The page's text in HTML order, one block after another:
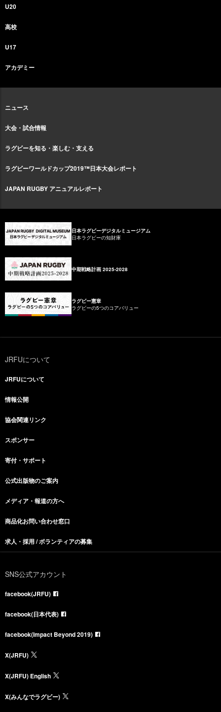
U20
高校
U17
アカデミー
ニュース
大会・試合情報
ラグビーを知る・楽しむ・支える
ラグビーワールドカップ2019™日本大会レポート
JAPAN RUGBY アニュアルレポート
日本ラグビーデジタルミュージアム
日本ラグビーの知財庫
中期戦略計画 2025-2028
ラグビー憲章
ラグビーの5つのコアバリュー
JRFUについて
JRFUについて
情報公開
協会関連リンク
スポンサー
寄付・サポート
公式出版物のご案内
メディア・報道の方へ
商品化お問い合わせ窓口
求人・採用 / ボランティアの募集
SNS公式アカウント
facebook(JRFU)
facebook(日本代表)
facebook(Impact Beyond 2019)
X(JRFU)
X(JRFU) English
X(みんなでラグビー)